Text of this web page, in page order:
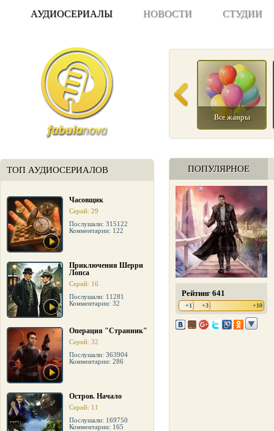
АУДИОСЕРИАЛЫ НОВОСТИ СТУДИИ
ТОП АУДИОСЕРИАЛОВ
Часовщик
Серий: 29
Послушали: 315122
Комментарии: 122
Приключения Шерри
Лопса
Серий: 16
Послушали: 11281
Комментарии: 32
Операция "Странник"
Серий: 32
Послушали: 363904
Комментарии: 286
Остров. Начало
Серий: 11
Послушали: 169750
Комментарии: 165
Все жанры
ПОПУЛЯРНОЕ
Рейтинг 641
+1 +3 +10